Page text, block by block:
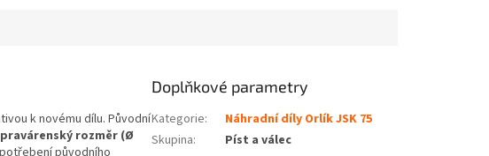
k novému dílu. Původní
rozměr (Ø
Doplňkové parametry
Kategorie:
Náhradní díly Orlík JSK 75
Skupina: Píst a válec